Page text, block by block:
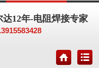
达12年-电阻焊接专家